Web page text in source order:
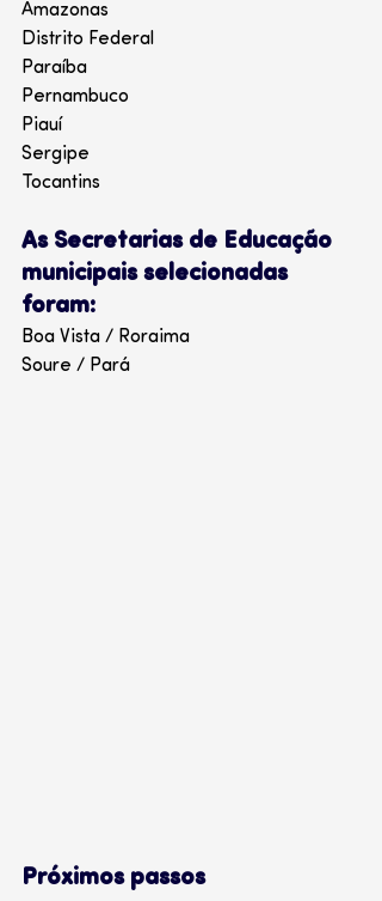
Amazonas
Distrito Federal
Paraíba
Pernambuco
Piauí
Sergipe
Tocantins
As Secretarias de Educação
municipais selecionadas
foram:
Boa Vista / Roraima
Soure / Pará
Próximos passos